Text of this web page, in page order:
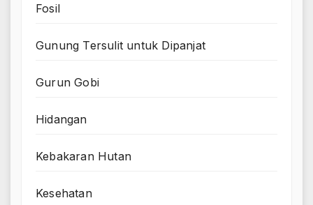
Fosil
Gunung Tersulit untuk Dipanjat
Gurun Gobi
Hidangan
Kebakaran Hutan
Kesehatan